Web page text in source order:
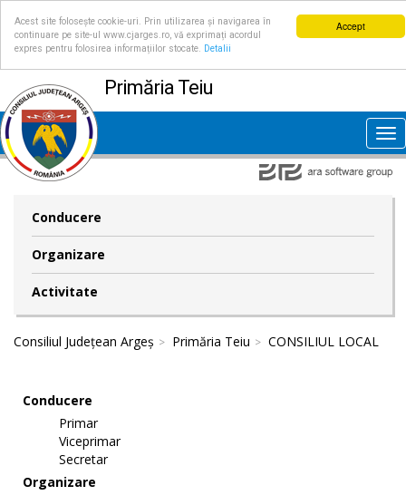
Accept
Acest site folosește cookie-uri. Prin utilizarea și navigarea în
continuare pe site-ul www.cjarges.ro, vă exprimați acordul
expres pentru folosirea informațiilor stocate.
Detalii
Primăria Teiu
Conducere
Organizare
Activitate
Consiliul Județean Argeș Primăria Teiu CONSILIUL LOCAL
Conducere
Primar
Viceprimar
Secretar
Organizare